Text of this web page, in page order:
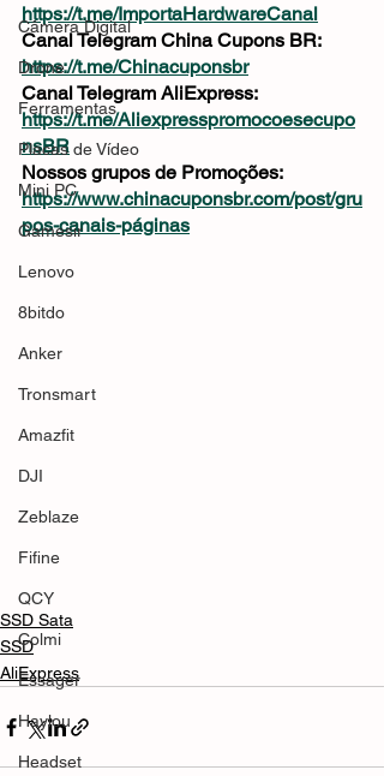
Câmera Digital
Drone
Ferramentas
Placas de Vídeo
Mini PC
Gamesir
Lenovo
8bitdo
Anker
Tronsmart
Amazfit
DJI
Zeblaze
Fifine
QCY
Colmi
Essager
Haylou
Headset
https://t.me/ImportaHardwareCanal
Canal Telegram China Cupons BR:
https://t.me/Chinacuponsbr
Canal Telegram AliExpress:
https://t.me/Aliexpresspromocoesecupo
nsBR
Nossos grupos de Promoções:
https://www.chinacuponsbr.com/post/gru
pos-canais-páginas
SSD Sata
SSD
AliExpress